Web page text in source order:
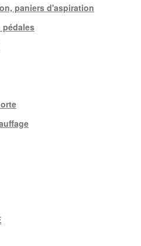
paniers d'aspiration
pédales